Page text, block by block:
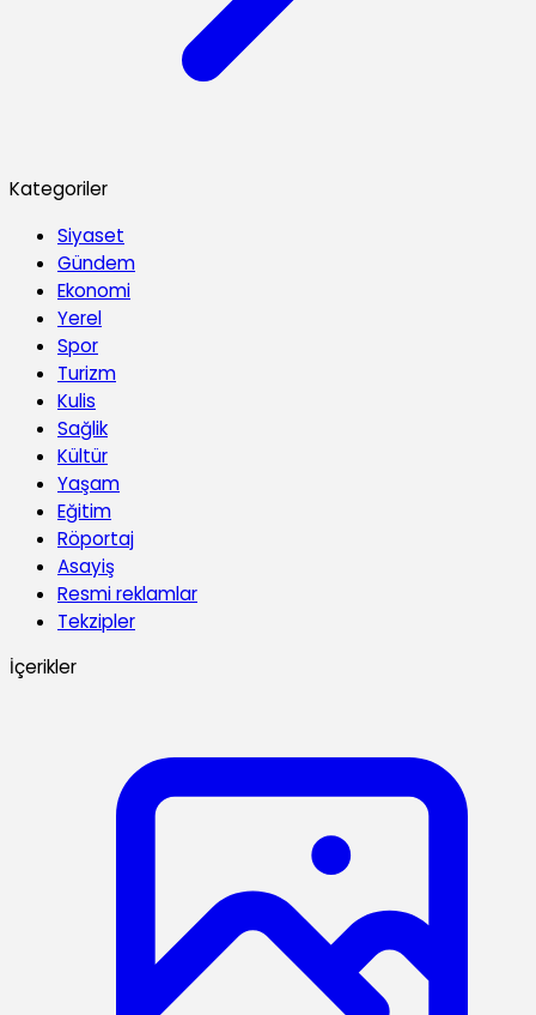
Kategoriler
Siyaset
Gündem
Ekonomi
Yerel
Spor
Turizm
Kulis
Sağlik
Kültür
Yaşam
Eğitim
Röportaj
Asayiş
Resmi reklamlar
Tekzipler
İçerikler